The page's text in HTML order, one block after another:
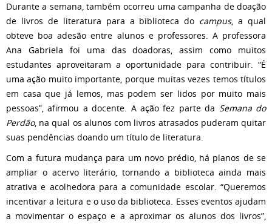
Durante a semana, também ocorreu uma campanha de doação
de livros de literatura para a biblioteca do campus, a qual
obteve boa adesão entre alunos e professores. A professora
Ana Gabriela foi uma das doadoras, assim como muitos
estudantes aproveitaram a oportunidade para contribuir. “É
uma ação muito importante, porque muitas vezes temos títulos
em casa que já lemos, mas podem ser lidos por muito mais
pessoas”, afirmou a docente. A ação fez parte da Semana do
Perdão, na qual os alunos com livros atrasados puderam quitar
suas pendências doando um título de literatura.
Com a futura mudança para um novo prédio, há planos de se
ampliar o acervo literário, tornando a biblioteca ainda mais
atrativa e acolhedora para a comunidade escolar. “Queremos
incentivar a leitura e o uso da biblioteca. Esses eventos ajudam
a movimentar o espaço e a aproximar os alunos dos livros”,